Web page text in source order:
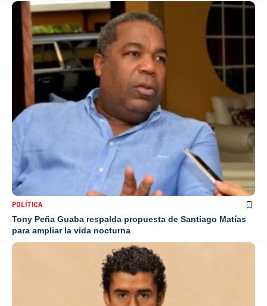
POLÍTICA
Tony Peña Guaba respalda propuesta de Santiago Matías
para ampliar la vida nocturna